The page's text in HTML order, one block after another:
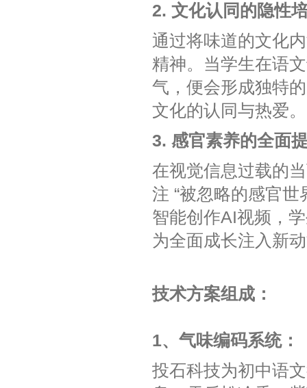
2. 文化认同的隐性
通过将味道的文化
精神。当学生在语
气，便会形成独特
文化的认同与热爱。
3. 感官素养的全面
在视觉信息过载的
注 “被忽略的感官
智能创作AI视频，
为全面成长注入新
技术方案组成：
1、气味编码系统‌：
投石科技为初中语